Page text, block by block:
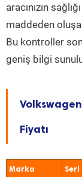
aracınızın
maddeden
Bu kontroller
geniş bilgi
Fiyatı
Marka Seri